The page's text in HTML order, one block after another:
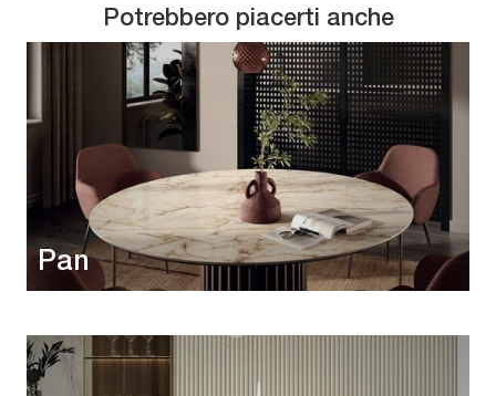
Potrebbero piacerti anche
Pan